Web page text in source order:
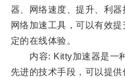
器、网络速度、提升、利
网络加速工具，可以有效
定的在线体验。
内容: Kitty加速器是一种
先进的技术手段，可以提